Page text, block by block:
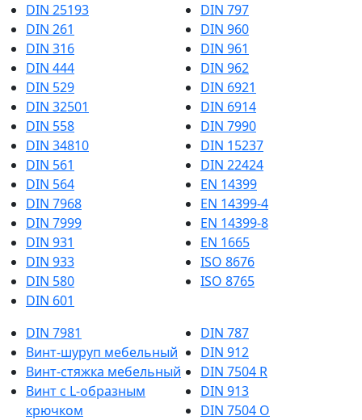
DIN 25193
DIN 261
DIN 316
DIN 444
DIN 529
DIN 32501
DIN 558
DIN 34810
DIN 561
DIN 564
DIN 7968
DIN 7999
DIN 931
DIN 933
DIN 580
DIN 601
DIN 797
DIN 960
DIN 961
DIN 962
DIN 6921
DIN 6914
DIN 7990
DIN 15237
DIN 22424
EN 14399
EN 14399-4
EN 14399-8
EN 1665
ISO 8676
ISO 8765
DIN 7981
Винт-шуруп мебельный
Винт-стяжка мебельный
Винт с L-образным
крючком
DIN 787
DIN 912
DIN 7504 R
DIN 913
DIN 7504 О